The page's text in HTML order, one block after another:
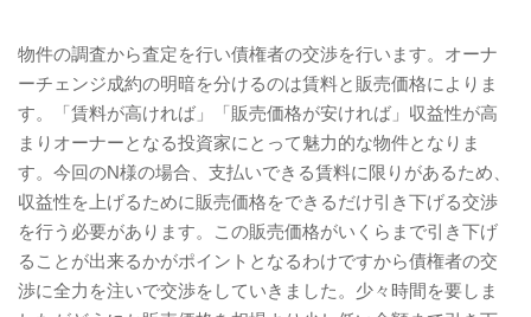
物件の調査から査定を行い債権者の交渉を行います。オーナ
ーチェンジ成約の明暗を分けるのは賃料と販売価格によりま
す。「賃料が高ければ」「販売価格が安ければ」収益性が高
まりオーナーとなる投資家にとって魅力的な物件となりま
す。今回のN様の場合、支払いできる賃料に限りがあるため、
収益性を上げるために販売価格をできるだけ引き下げる交渉
を行う必要があります。この販売価格がいくらまで引き下げ
ることが出来るかがポイントとなるわけですから債権者の交
渉に全力を注いで交渉をしていきました。少々時間を要しま